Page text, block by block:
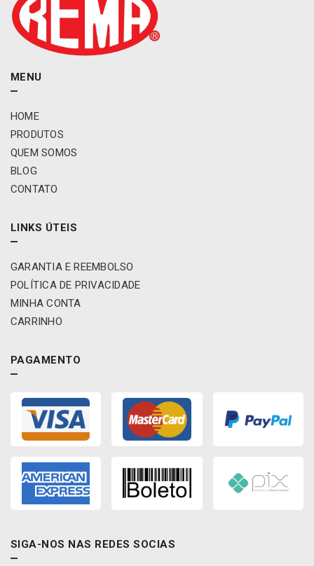
MENU
HOME
PRODUTOS
QUEM SOMOS
BLOG
CONTATO
LINKS ÚTEIS
GARANTIA E REEMBOLSO
POLÍTICA DE PRIVACIDADE
MINHA CONTA
CARRINHO
PAGAMENTO
SIGA-NOS NAS REDES SOCIAS